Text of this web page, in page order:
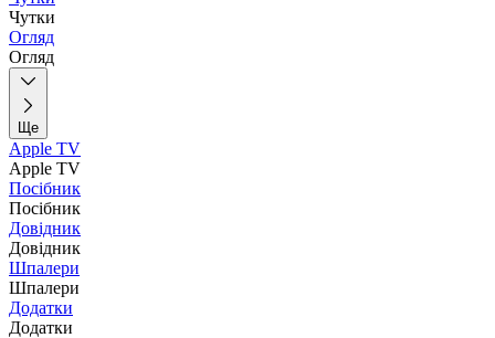
Чутки
Огляд
Огляд
Ще
Apple TV
Apple TV
Посібник
Посібник
Довідник
Довідник
Шпалери
Шпалери
Додатки
Додатки